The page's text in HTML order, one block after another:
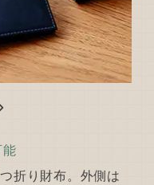
折り財布。外側は